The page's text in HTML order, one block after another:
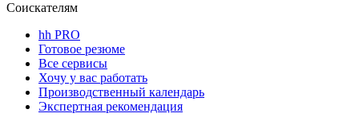
Соискателям
hh PRO
Готовое резюме
Все сервисы
Хочу у вас работать
Производственный календарь
Экспертная рекомендация